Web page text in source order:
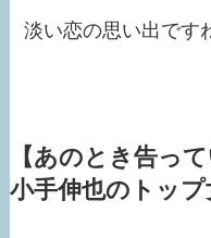
淡い恋の思い出です
【あのとき告っ
小手伸也のトップ